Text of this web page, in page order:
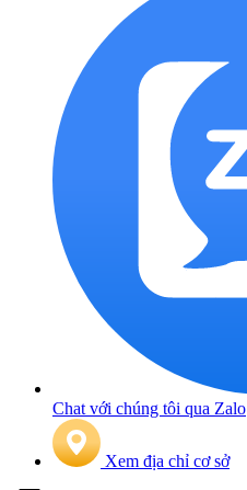
Chat với chúng tôi qua Zalo
Xem địa chỉ cơ sở